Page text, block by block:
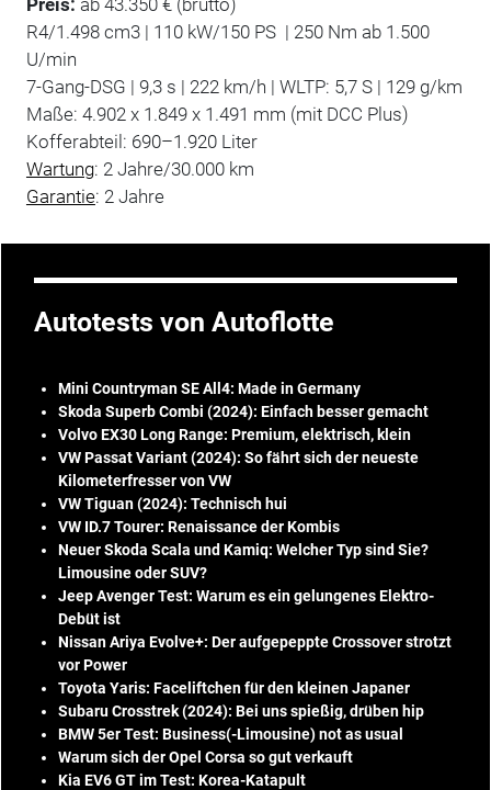
R4/1.498 cm3 | 110 kW/150 PS | 250 Nm ab 1.500
U/min
7-Gang-DSG | 9,3 s | 222 km/h | WLTP: 5,7 S | 129 g/km
Maße: 4.902 x 1.849 x 1.491 mm (mit DCC Plus)
Kofferabteil: 690–1.920 Liter
Wartung: 2 Jahre/30.000 km
Garantie: 2 Jahre
Autotests von Autoflotte
Mini Countryman SE All4: Made in Germany
Skoda Superb Combi (2024): Einfach besser gemacht
Volvo EX30 Long Range: Premium, elektrisch, klein
VW Passat Variant (2024): So fährt sich der neueste
Kilometerfresser von VW
VW Tiguan (2024): Technisch hui
VW ID.7 Tourer: Renaissance der Kombis
Neuer Skoda Scala und Kamiq: Welcher Typ sind Sie?
Limousine oder SUV?
Jeep Avenger Test: Warum es ein gelungenes Elektro-
Debüt ist
Nissan Ariya Evolve+: Der aufgepeppte Crossover strotzt
vor Power
Toyota Yaris: Faceliftchen für den kleinen Japaner
Subaru Crosstrek (2024): Bei uns spießig, drüben hip
BMW 5er Test: Business(-Limousine) not as usual
Warum sich der Opel Corsa so gut verkauft
Kia EV6 GT im Test: Korea-Katapult